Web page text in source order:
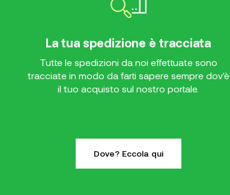
La tua spedizione è tracciata
Tutte le spedizioni da noi effettuate sono
tracciate in modo da farti sapere sempre dov'è
il tuo acquisto sul nostro portale.
Dove? Eccola qui